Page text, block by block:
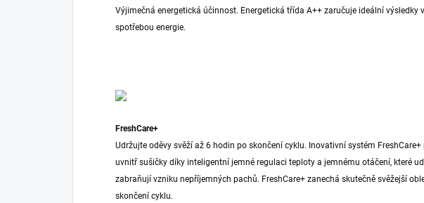
Výjimečná energetická účinnost. Energetická třída A++ zaručuje ideální výsledky
spotřebou energie.
FreshCare+
Udržujte oděvy svěží až 6 hodin po skončení cyklu. Inovativní systém FreshCare+
uvnitř sušičky díky inteligentní jemné regulaci teploty a jemnému otáčení, které
zabraňují vzniku nepříjemných pachů. FreshCare+ zanechá skutečně svěžejší
skončení cyklu.